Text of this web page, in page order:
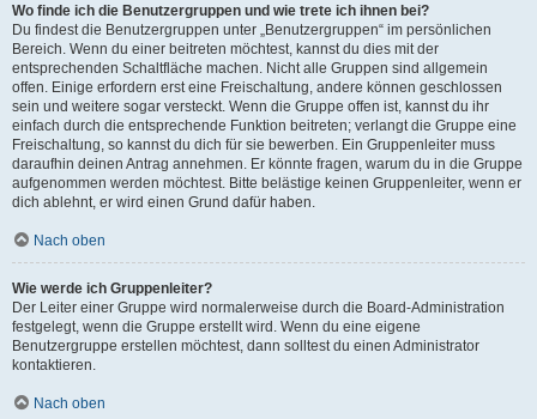
Wo finde ich die Benutzergruppen und wie trete ich ihnen bei?
Du findest die Benutzergruppen unter „Benutzergruppen“ im persönlichen
Bereich. Wenn du einer beitreten möchtest, kannst du dies mit der
entsprechenden Schaltfläche machen. Nicht alle Gruppen sind allgemein
offen. Einige erfordern erst eine Freischaltung, andere können geschlossen
sein und weitere sogar versteckt. Wenn die Gruppe offen ist, kannst du ihr
einfach durch die entsprechende Funktion beitreten; verlangt die Gruppe eine
Freischaltung, so kannst du dich für sie bewerben. Ein Gruppenleiter muss
daraufhin deinen Antrag annehmen. Er könnte fragen, warum du in die Gruppe
aufgenommen werden möchtest. Bitte belästige keinen Gruppenleiter, wenn er
dich ablehnt, er wird einen Grund dafür haben.
Nach oben
Wie werde ich Gruppenleiter?
Der Leiter einer Gruppe wird normalerweise durch die Board-Administration
festgelegt, wenn die Gruppe erstellt wird. Wenn du eine eigene
Benutzergruppe erstellen möchtest, dann solltest du einen Administrator
kontaktieren.
Nach oben